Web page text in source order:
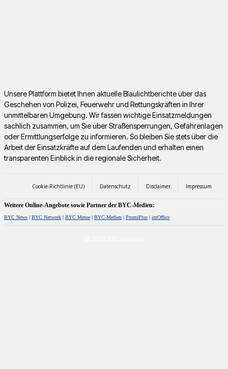
Unsere Plattform bietet Ihnen aktuelle Blaulichtberichte über das
Geschehen von Polizei, Feuerwehr und Rettungskräften in Ihrer
unmittelbaren Umgebung. Wir fassen wichtige Einsatzmeldungen
sachlich zusammen, um Sie über Straßensperrungen, Gefahrenlagen
oder Ermittlungserfolge zu informieren. So bleiben Sie stets über die
Arbeit der Einsatzkräfte auf dem Laufenden und erhalten einen
transparenten Einblick in die regionale Sicherheit.
Cookie-Richtlinie (EU) Datenschutz Disclaimer Impressum
Weitere Online-Angebote sowie Partner der BYC-Medien:
BYC News | BYC Network | BYC Messe | BYC-Medien | PromiPlus | imOffice